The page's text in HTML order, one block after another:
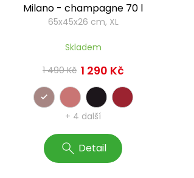
Milano - champagne 70 l
65x45x26 cm, XL
Skladem
1 490 Kč 1 290 Kč
Detail
+ 4 další